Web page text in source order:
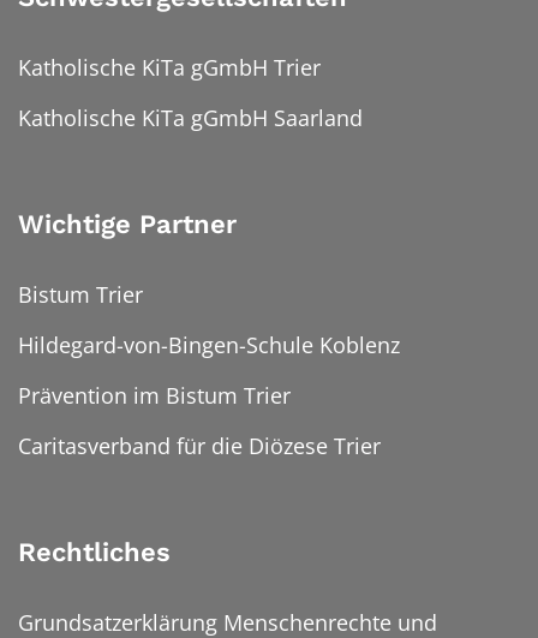
Katholische KiTa gGmbH Trier
Katholische KiTa gGmbH Saarland
Wichtige Partner
Bistum Trier
Hildegard-von-Bingen-Schule Koblenz
Prävention im Bistum Trier
Caritasverband für die Diözese Trier
Rechtliches
Grundsatzerklärung Menschenrechte und